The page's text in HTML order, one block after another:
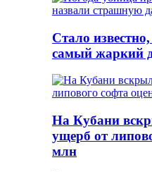
Стало
самый жаркий
На Кубани
ущерб от
млн